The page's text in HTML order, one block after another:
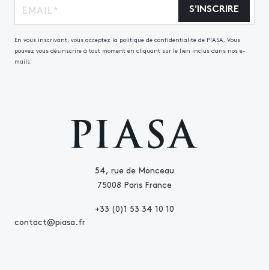
54, rue de Monceau
75008 Paris France
+33 (0)1 53 34 10 10
contact@piasa.fr
S'INSCRIRE
En vous inscrivant, vous acceptez la politique de confidentialité de PIASA, Vous
pouvez vous désinscrire à tout moment en cliquant sur le lien inclus dans nos e-
mails.